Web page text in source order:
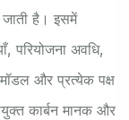
जाती है। इसमें
परियोजना अवधि,
मॉडल और प्रत्येक पक्ष
कार्बन मानक और